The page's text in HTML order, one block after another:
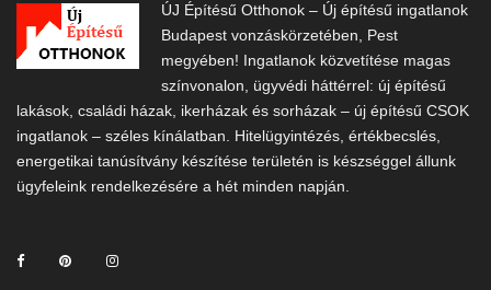
ÚJ Építésű Otthonok – Új építésű ingatlanok
Budapest vonzáskörzetében, Pest
megyében! Ingatlanok közvetítése magas
színvonalon, ügyvédi háttérrel: új építésű
lakások, családi házak, ikerházak és sorházak – új építésű CSOK
ingatlanok – széles kínálatban. Hitelügyintézés, értékbecslés,
energetikai tanúsítvány készítése területén is készséggel állunk
ügyfeleink rendelkezésére a hét minden napján.